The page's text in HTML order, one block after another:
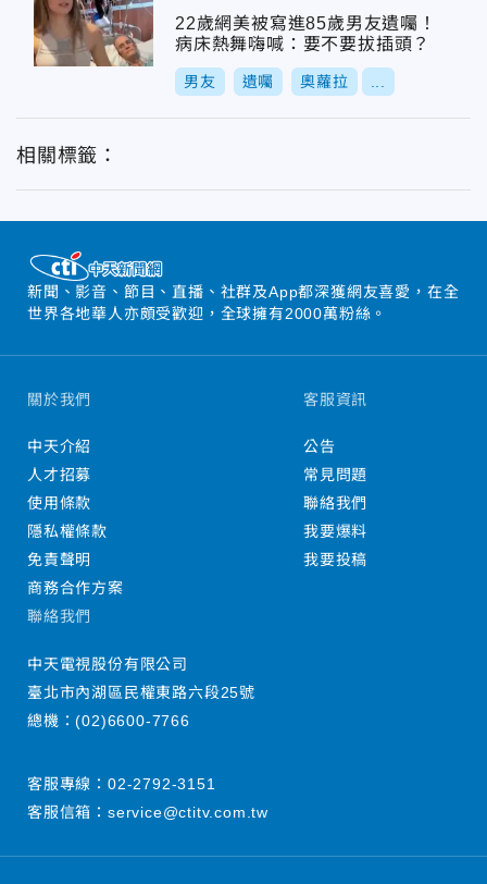
22歲網美被寫進85歲男友遺囑！
病床熱舞嗨喊：要不要拔插頭？
男友 遺囑 奧蘿拉
相關標籤：
新聞、影音、節目、直播、社群及App都深獲網友喜愛，在全
世界各地華人亦頗受歡迎，全球擁有2000萬粉絲。
關於我們
中天介紹
人才招募
使用條款
隱私權條款
免責聲明
商務合作方案
客服資訊
公告
常見問題
聯絡我們
我要爆料
我要投稿
聯絡我們
中天電視股份有限公司
臺北市內湖區民權東路六段25號
總機：(02)6600-7766
客服專線： 02-2792-3151
客服信箱： service@ctitv.com.tw